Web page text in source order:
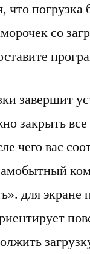
что
со
завершит
закрыть
чего вас
для экране